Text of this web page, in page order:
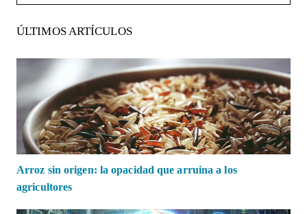
ÚLTIMOS ARTÍCULOS
Arroz sin origen: la opacidad que arruina a los
agricultores